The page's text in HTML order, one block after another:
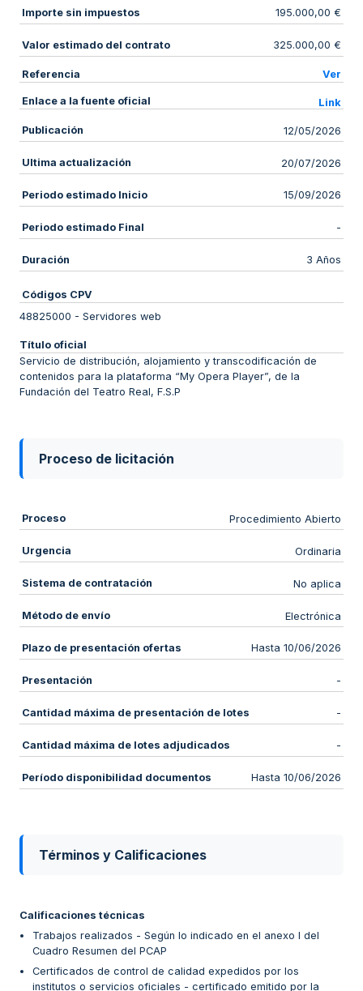
Importe sin impuestos 195.000,00 €
Valor estimado del contrato 325.000,00 €
Referencia Ver
Enlace a la fuente oficial Link
Publicación 12/05/2026
Ultima actualización 20/07/2026
Periodo estimado Inicio 15/09/2026
Periodo estimado Final -
Duración 3 Años
Códigos CPV
48825000 - Servidores web
Título oficial
Servicio de distribución, alojamiento y transcodificación de
contenidos para la plataforma “My Opera Player”, de la
Fundación del Teatro Real, F.S.P
Proceso de licitación
Proceso Procedimiento Abierto
Urgencia Ordinaria
Sistema de contratación No aplica
Método de envío Electrónica
Plazo de presentación ofertas Hasta 10/06/2026
Presentación -
Cantidad máxima de presentación de lotes -
Cantidad máxima de lotes adjudicados -
Período disponibilidad documentos Hasta 10/06/2026
Términos y Calificaciones
Calificaciones técnicas
Trabajos realizados - Según lo indicado en el anexo I del
Cuadro Resumen del PCAP
Certificados de control de calidad expedidos por los
institutos o servicios oficiales - certificado emitido por la